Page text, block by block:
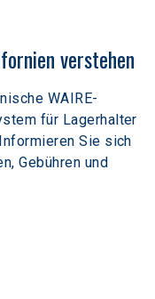
verstehen
WAIRE-
für Lagerhalter
Sie sich
Gebühren und